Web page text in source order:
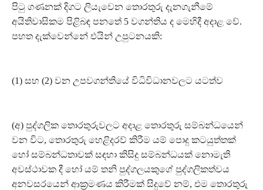
පිටු ගණනක් දිගට ලියැවෙන තොරතුරු දැනගැනීමේ
අයිතිවාසිකම පිළිබඳ පනතේ 5 වගන්තිය ද මෙහිදී අදාළ වේ.
පහත දැක්වෙන්නේ එයින් උපුටනයකි:
(1) සහ (2) වන උපවගන්තියේ විධිවිධානවලට යටත්ව
(අ) පුද්ගලික තොරතුරුවලට අදාළ තොරතුරු සම්බන්ධයෙන්
වන විට, තොරතුරු හෙළිදරව් කිරීම යම් පොදු කටයුත්තක්
හෝ සම්බන්ධතාවක් සඳහා කිසිදු සම්බන්ධයක් නොමැති
අවස්ථාවක දී හෝ යම් තනි පුද්ගලයකුගේ පුද්ගලිකත්වය
අනවසරයෙන් ආක්‍රමණය කිරීමක් සිදුවේ නම්, එම තොරතුරු